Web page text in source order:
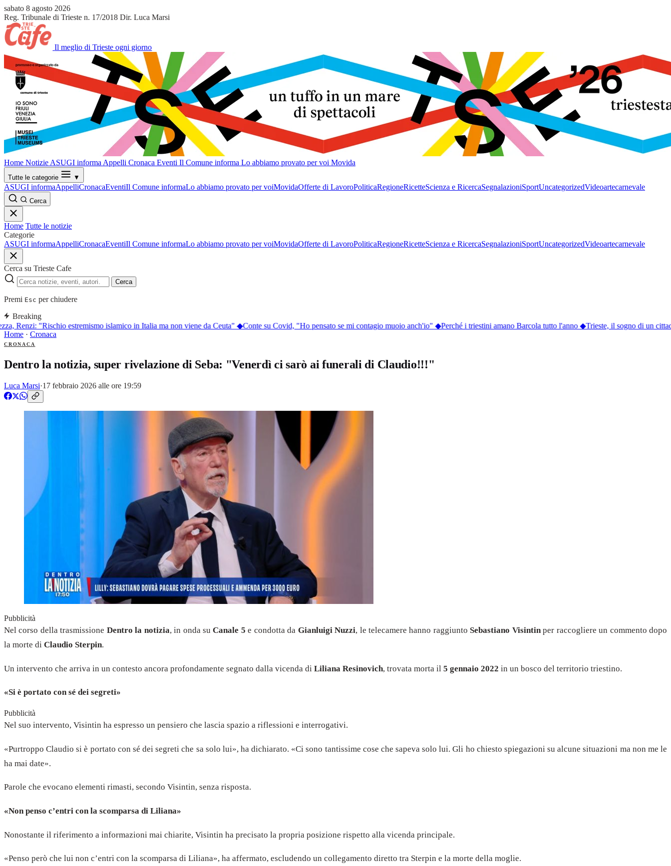
sabato 8 agosto 2026
Reg. Tribunale di Trieste n. 17/2018 Dir. Luca Marsi
Il meglio di Trieste ogni giorno
Home Notizie ASUGI informa Appelli Cronaca Eventi Il Comune informa Lo abbiamo provato per voi Movida
Tutte le categorie ▼
ASUGI informaAppelliCronacaEventiIl Comune informaLo abbiamo provato per voiMovidaOfferte di LavoroPoliticaRegioneRicetteScienza e RicercaSegnalazioniSportUncategorizedVideoartecarnevale
Cerca
Home Tutte le notizie
Categorie
ASUGI informaAppelliCronacaEventiIl Comune informaLo abbiamo provato per voiMovidaOfferte di LavoroPoliticaRegioneRicetteScienza e RicercaSegnalazioniSportUncategorizedVideoartecarnevale
Cerca su Trieste Cafe
Cerca
Premi Esc per chiudere
Breaking
Renzi: "Rischio estremismo islamico in Italia ma non viene da Ceuta"◆Conte su Covid, "Ho pensato se mi contagio muoio anch'io"◆Perché i triestini amano Barcola tutto l'anno◆Trieste, il sogno di un
Home · Cronaca
CRONACA
Dentro la notizia, super rivelazione di Seba: "Venerdì ci sarò ai funerali di Claudio!!!"
Luca Marsi·17 febbraio 2026 alle ore 19:59
Pubblicità
Nel corso della trasmissione Dentro la notizia, in onda suCanale 5 e condotta da Gianluigi Nuzzi, le telecamere hanno raggiunto Sebastiano Visintinper raccogliere un commento dopo
la morte di Claudio Sterpin.
Un intervento che arriva in un contesto ancora profondamente segnato dalla vicenda di Liliana Resinovich, trovata morta il 5 gennaio 2022 in un bosco del territorio triestino.
«Si è portato con sé dei segreti»
Pubblicità
Nel suo intervento, Visintin ha espresso un pensiero che lascia spazio a riflessioni e interrogativi.
«Purtroppo Claudio si è portato con sé dei segreti che sa solo lui», ha dichiarato. «Ci sono tantissime cose che sapeva solo lui. Gli ho chiesto spiegazioni su alcune situazioni ma non me le
ha mai date».
Parole che evocano elementi rimasti, secondo Visintin, senza risposta.
«Non penso c’entri con la scomparsa di Liliana»
Nonostante il riferimento a informazioni mai chiarite, Visintin ha precisato la propria posizione rispetto alla vicenda principale.
«Penso però che lui non c’entri con la scomparsa di Liliana», ha affermato, escludendo un collegamento diretto tra Sterpin e la morte della moglie.